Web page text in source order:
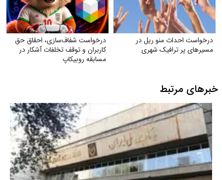
درخواست احداث منو ریل در
مسیرهای پر ترافیک شهری
درخواست شفاف‌سازی، احقاق حق
کاربران و توقف تخلفات آشکار در
مسابقه روبیکاپ
خبرهای مرتبط